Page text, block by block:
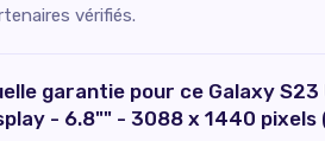
vérifiés.
garantie pour ce Galaxy
- 6.8"" - 3088 x 1440